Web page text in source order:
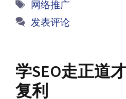
签
网络推广
发表评论
学SEO走正道
复利